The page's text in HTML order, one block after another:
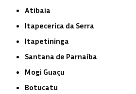
Atibaia
Itapecerica da Serra
Itapetininga
Santana de Parnaíba
Mogi Guaçu
Botucatu